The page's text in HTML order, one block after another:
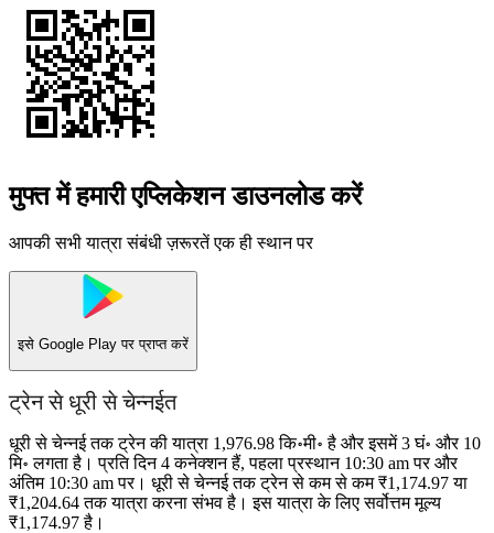
मुफ्त में हमारी एप्लिकेशन डाउनलोड करें
आपकी सभी यात्रा संबंधी ज़रूरतें एक ही स्थान पर
इसे Google Play पर प्राप्त करें
ट्रेन से धूरी से चेन्नईत
धूरी से चेन्नई तक ट्रेन की यात्रा 1,976.98 कि॰मी॰ है और इसमें 3 घं॰ और 10
मि॰ लगता है। प्रति दिन 4 कनेक्शन हैं, पहला प्रस्थान 10:30 am पर और
अंतिम 10:30 am पर। धूरी से चेन्नई तक ट्रेन से कम से कम ₹1,174.97 या
₹1,204.64 तक यात्रा करना संभव है। इस यात्रा के लिए सर्वोत्तम मूल्य
₹1,174.97 है।